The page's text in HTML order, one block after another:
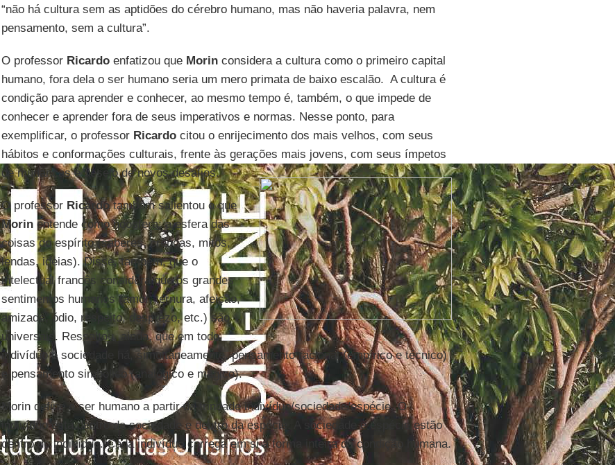
“não há cultura sem as aptidões do cérebro humano, mas não haveria palavra, nem
pensamento, sem a cultura”.
O professor Ricardoenfatizou que Morinconsidera a cultura como o primeiro capital
humano, fora dela o ser humano seria um mero primata de baixo escalão. A cultura é
condição para aprender e conhecer, ao mesmo tempo é, também, o que impede de
conhecer e aprender fora de seus imperativos e normas. Nesse ponto, para
exemplificar, o professor Ricardocitou o enrijecimento dos mais velhos, com seus
hábitos e conformações culturais, frente às gerações mais jovens, com seus ímpetos
de mudanças e desejo de novos desafios.
O professor Ricardotambém salientou o que
Morinentende como noosfera: a esfera das
coisas do espírito (saberes, crenças, mitos,
lendas, ideias). Disse, também, que o
intelectual francês considera que os grandes
sentimentos humanos (amor, ternura, afeição,
amizade, ódio, respeito, desprezo, etc.) são
universais. Ressaltou, ainda, que em todo
indivíduo e sociedade há, simultaneamente, pensamento racional (empírico e técnico)
e pensamento simbólico (analógico e mágico).
Morin define o ser humano a partir da trindade indivíduo/sociedade/espécie. O
indivíduo está dentro da sociedade e dentro da espécie. A sociedade e espécie estão
dentro do indivíduo. Cada indivíduo carrega em si a forma inteira da condição humana.